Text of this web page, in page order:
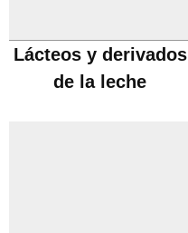
Lácteos y derivados
de la leche